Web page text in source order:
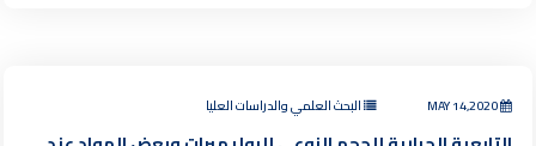
MAY 14,2020 البحث العلمي والدراسات العليا